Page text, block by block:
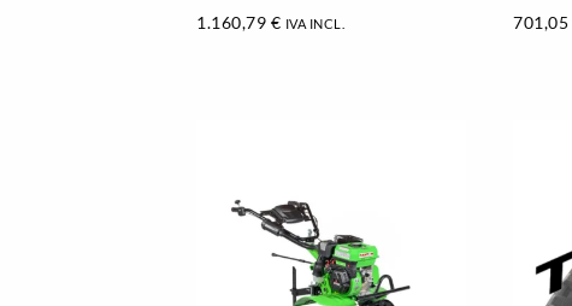
1.160,79 € IVA INCL. 701,05